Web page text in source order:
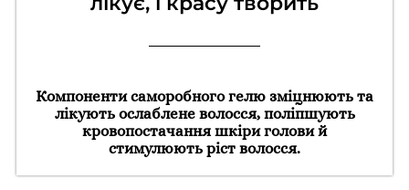
Компоненти саморобного гелю зміцнюють та
лікують ослаблене волосся, поліпшують
кровопостачання шкіри голови й
стимулюють ріст волосся.